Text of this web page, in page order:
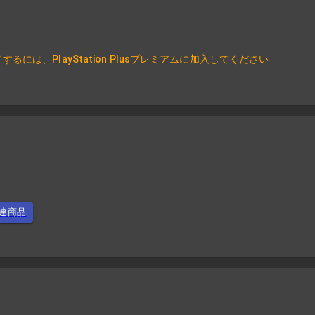
るには、PlayStation Plusプレミアムに加入してください
商品